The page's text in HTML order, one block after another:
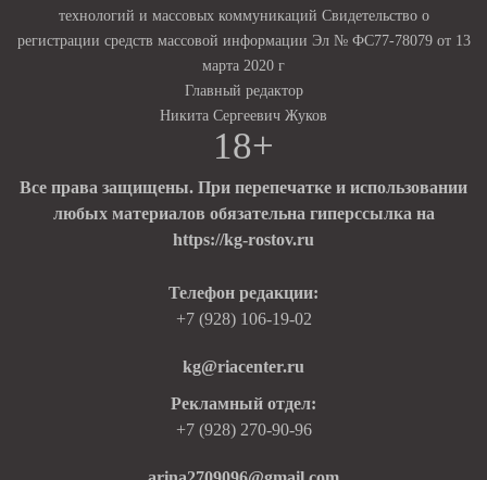
технологий и массовых коммуникаций Свидетельство о
регистрации средств массовой информации Эл № ФС77-78079 от 13
марта 2020 г
Главный редактор
Никита Сергеевич Жуков
18+
Все права защищены. При перепечатке и использовании
любых материалов обязательна гиперссылка на
https://kg-rostov.ru
Телефон редакции:
+7 (928) 106-19-02
kg@riacenter.ru
Рекламный отдел:
+7 (928) 270-90-96